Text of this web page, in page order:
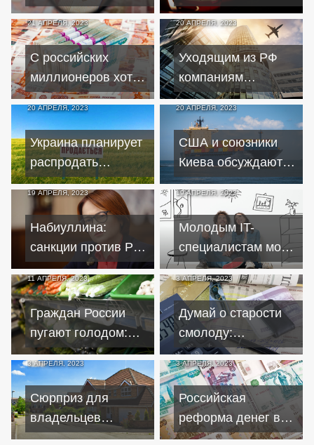
почти в 4 раза
меньше денежных
средств
Петербурге не
выплачивают
компенсацию
21 АПРЕЛЯ, 2023
С российских
миллионеров хотят
брать налог для
помощи
мобилизованным
20 АПРЕЛЯ, 2023
Уходящим из РФ
компаниям
придётся заплатить
за свое решение
20 АПРЕЛЯ, 2023
Украина планирует
распродать
государственную
собственность
20 АПРЕЛЯ, 2023
США и союзники
Киева обсуждают
идею о полном
запрете экспорта в
РФ
19 АПРЕЛЯ, 2023
Набиуллина:
санкции против РФ
в прошлом году
превзошли худшие
прогнозы
19 АПРЕЛЯ, 2023
Молодым IT-
специалистам могут
смягчить условия
льготной ипотеки
11 АПРЕЛЯ, 2023
Граждан России
пугают голодом:
что подорожает
после ослабления
рубля
3 АПРЕЛЯ, 2023
Думай о старости
смолоду:
программа
Минфина улучшит
жизнь пенсионеров
3 АПРЕЛЯ, 2023
Сюрприз для
владельцев
недвижимости:
3 АПРЕЛЯ, 2023
Российская
реформа денег в
2023 году: причины